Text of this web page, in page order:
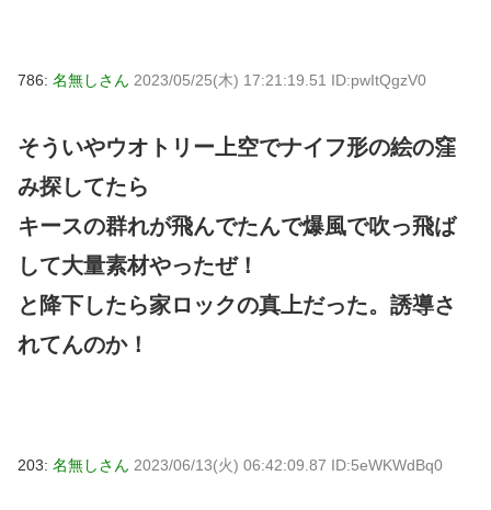
786: 名無しさん 2023/05/25(木) 17:21:19.51 ID:pwItQgzV0
そういやウオトリー上空でナイフ形の絵の窪
み探してたら
キースの群れが飛んでたんで爆風で吹っ飛ば
して大量素材やったぜ！
と降下したら家ロックの真上だった。誘導さ
れてんのか！
203: 名無しさん 2023/06/13(火) 06:42:09.87 ID:5eWKWdBq0